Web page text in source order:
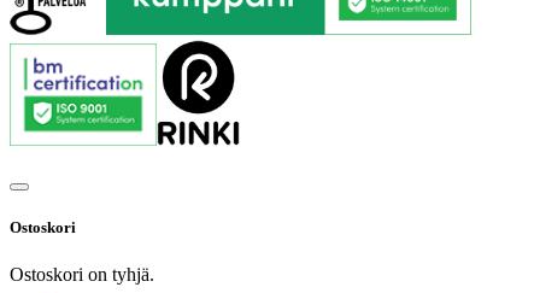
Ostoskori
Ostoskori on tyhjä.